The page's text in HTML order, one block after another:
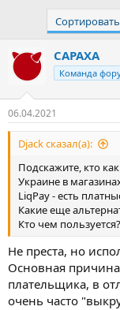
CAPAXA
Команда
06.04.2021
Djack сказал(а):
Подскажите, кто
Украине в
LiqPay - есть
Какие еще
Кто чем пользуется?
Не преста, но
Основная
плательщика, в
очень часто